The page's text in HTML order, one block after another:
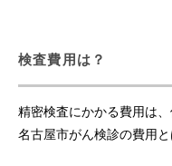
検査費用は？
精密検査にかかる費用は、
名古屋市がん検診の費用